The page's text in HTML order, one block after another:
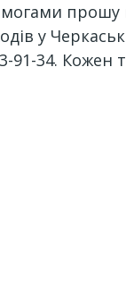
прошу
у
91-34.